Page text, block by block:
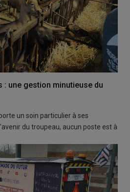
: une gestion minutieuse du
un soin particulier à ses
du troupeau, aucun poste est à